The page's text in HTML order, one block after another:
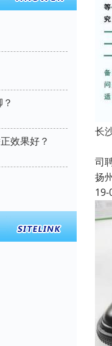
效果好？
长
司
扬
19-